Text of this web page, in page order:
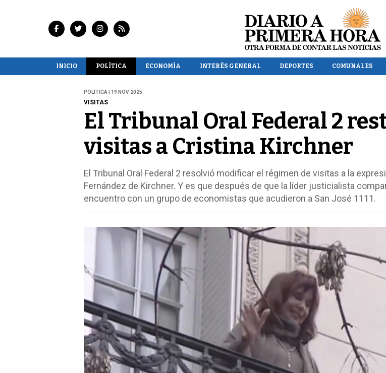
INICIO POLÍTICA ECONOMÍA INTERÉS GENERAL DEPORTES COMUNALES
POLÍTICA | 19 NOV 2025
VISITAS
El Tribunal Oral Federal 2
visitas a Cristina Kirchner
El Tribunal Oral Federal 2 resolvió modificar el régimen de visitas a la
Fernández de Kirchner. Y es que después de que la líder justicialista
encuentro con un grupo de economistas que acudieron a San José 1111.